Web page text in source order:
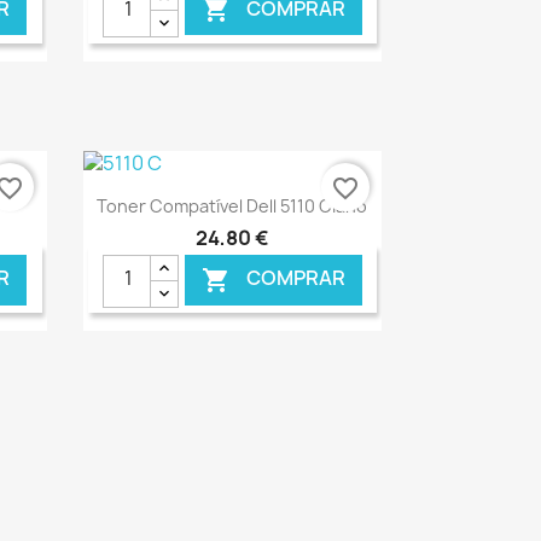
 COMPRAR
Ver+
Toner Compatível Dell 5110 Ciano
24,80 €
 COMPRAR
favorite_border